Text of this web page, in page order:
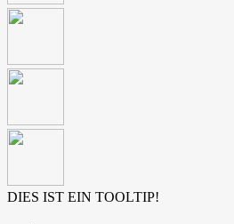
DIES IST EIN TOOLTIP!